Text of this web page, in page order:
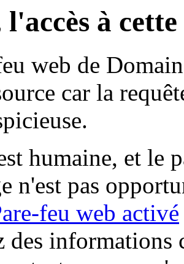
l'accès à
web de
car la
humaine, et le
n'est pas
feu web activé
des informations